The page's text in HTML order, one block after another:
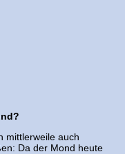
mittlerweile auch
Da der Mond heute